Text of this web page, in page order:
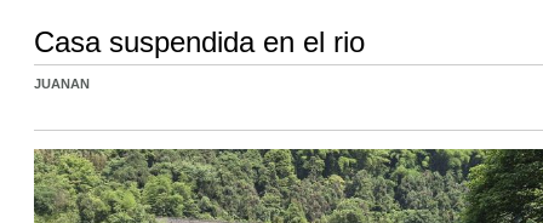
Casa suspendida en el rio
JUANAN